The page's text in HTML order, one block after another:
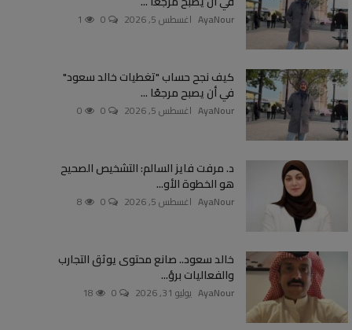
AyaNour اغسطس 5, 2026 0
1
كيف نجح حساب "تغطيات خالد سعود"
في أن يصبح مرجعًا ...
AyaNour اغسطس 5, 2026 0
0
د. مرفت فايز السالم: التشخيص الصحيح
هو الخطوة الأو...
AyaNour اغسطس 5, 2026 0
8
خالد سعود.. صانع محتوى يوثق التجارب
والفعاليات برؤ...
AyaNour يوليو 31, 2026 0
18